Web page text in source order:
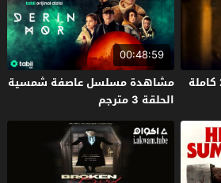
مسلسل نبض اخر الحلقة 2 كاملة
00:48:59
مشاهدة مسلسل عاصفة شمسية
الحلقة 3 مترجم